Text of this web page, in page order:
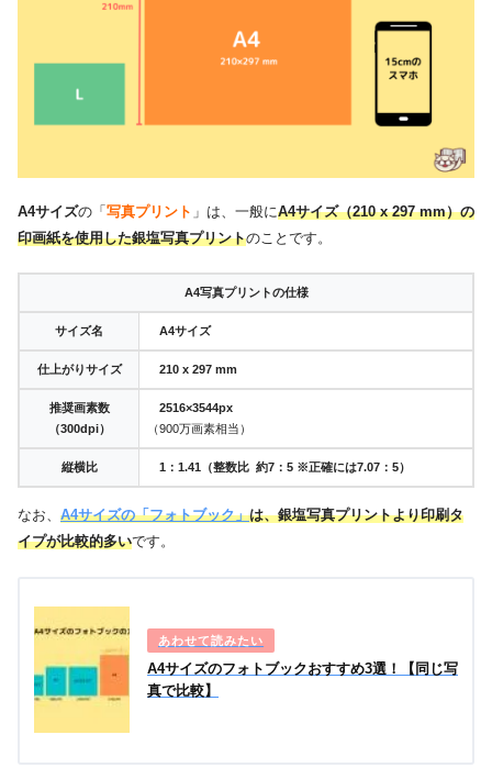
A4サイズの「 写真プリント 」は、一般にA4サイズ（210 x 297 mm）の
印画紙を使用した銀塩写真プリントのことです。
A4写真プリントの仕様
サイズ名 A4サイズ
仕上がりサイズ 210 x 297 mm
推奨画素数
（300dpi）
2516×3544px
（900万画素相当）
縦横比 1：1.41（整数比 約7：5 ※正確には7.07：5）
なお、 A4サイズの「フォトブック」は、銀塩写真プリントより印刷タ
イプが比較的多いです。
A4サイズのフォトブックおすすめ3選！【同じ写
真で比較】